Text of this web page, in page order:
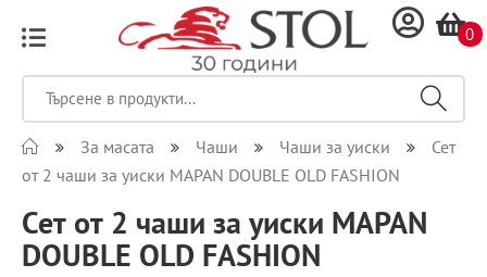
0
За масата Чаши Чаши за уиски
Сет
от 2 чаши за уиски MAPAN DOUBLE OLD FASHION
Сет от 2 чаши за уиски MAPAN
DOUBLE OLD FASHION